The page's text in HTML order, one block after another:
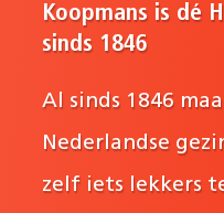
Koopmans is dé
sinds 1846
Al sinds 1846
Nederlandse
zelf iets lekkers